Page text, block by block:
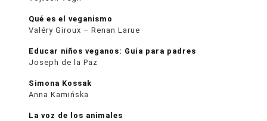
Qué es el veganismo
Valéry Giroux – Renan Larue
Educar niños veganos: Guía para padres
Joseph de la Paz
Simona Kossak
Anna Kamińska
La voz de los animales